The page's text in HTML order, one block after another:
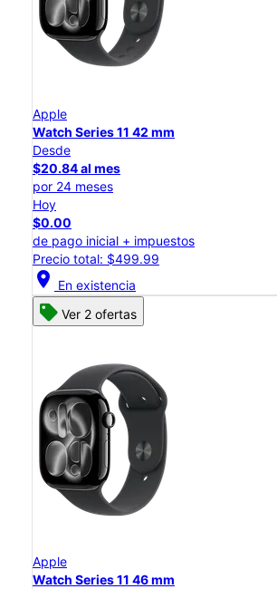
Apple
Watch Series 11 42 mm
Desde
$20.84 al mes
por 24 meses
Hoy
$0.00
de pago inicial + impuestos
Precio total: $499.99
location_on En existencia
Ver 2 ofertas
Apple
Watch Series 11 46 mm